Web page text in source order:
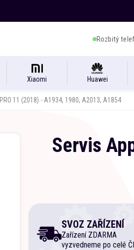
Rozbitý
Xiaomi Huawei
PRO 11 (2018) - A1934, 1980, A2013, A1854
Servis
SVOZ ZAŘÍZENÍ
Zařízení ZDARMA
vyzvedneme po celé